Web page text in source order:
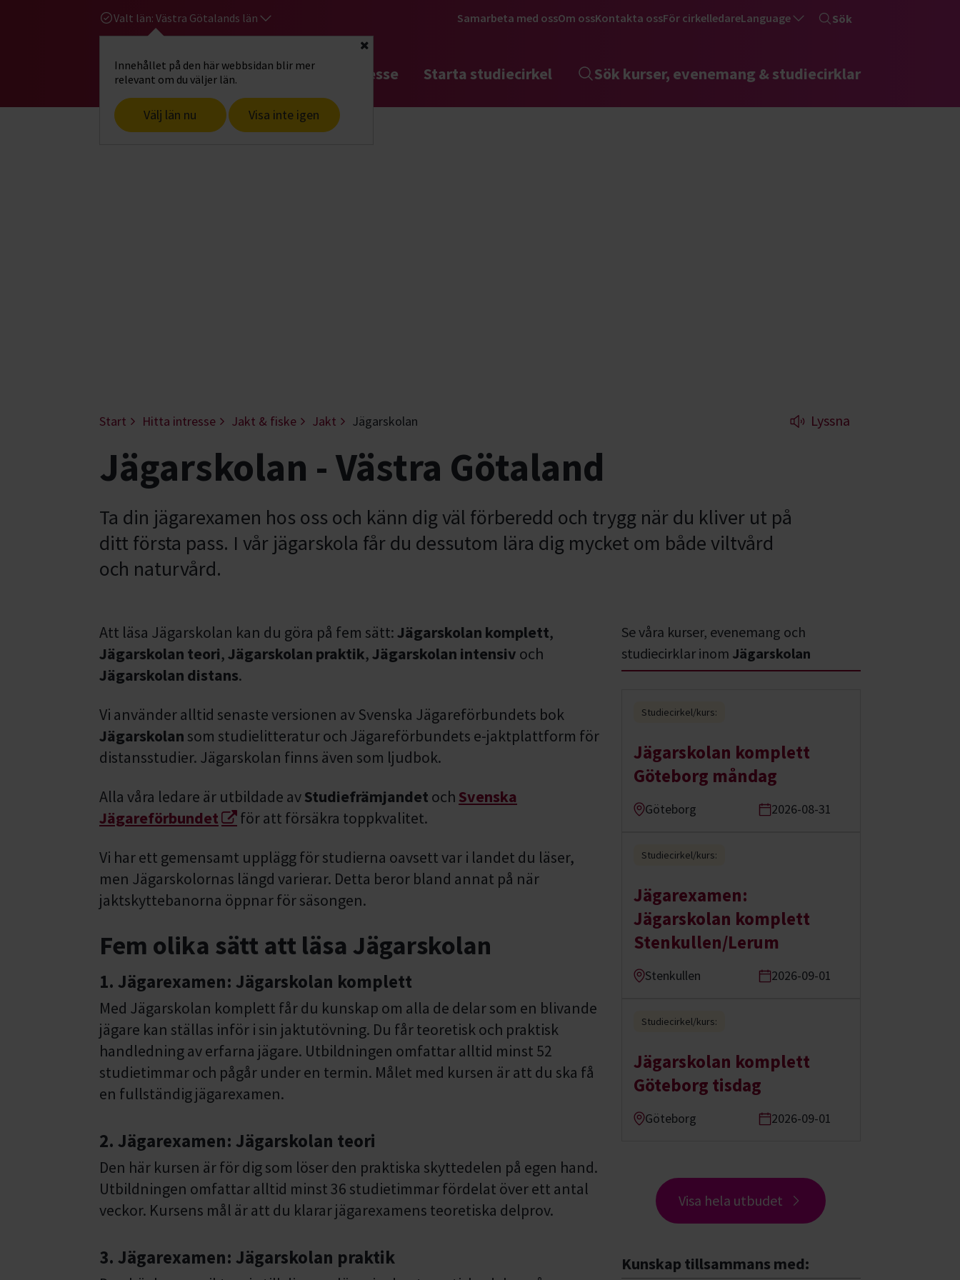
Valt län: Västra Götalands län
Innehållet på den här webbsidan blir mer
relevant om du väljer län.
Välj län nu Visa inte igen
Stäng
Samarbeta med ossOm ossKontakta ossFör cirkelledareLanguage Sök
Gå till studiefrämjandets startsidaHitta intresse Starta studiecirkel Sök kurser, evenemang & studiecirklar
Start Hitta intresse Jakt & fiske Jakt Jägarskolan Lyssna
Jägarskolan - Västra Götaland
Ta din jägarexamen hos oss och känn dig väl förberedd och trygg när du kliver ut på
ditt första pass. I vår jägarskola får du dessutom lära dig mycket om både viltvård
och naturvård.
Att läsa Jägarskolan kan du göra på fem sätt:Jägarskolan komplett,
Jägarskolan teori,Jägarskolan praktik,Jägarskolan intensiv och
Jägarskolan distans.
Vi använder alltid senaste versionen av Svenska Jägareförbundets bok
Jägarskolan som studielitteratur och Jägareförbundets e-jaktplattform för
distansstudier. Jägarskolan finns även som ljudbok.
Alla våra ledare är utbildade avStudiefrämjandet och Svenska
Jägareförbundet
för att försäkra toppkvalitet.
Vi har ett gemensamt upplägg för studierna oavsett var i landet du läser,
men Jägarskolornas längd varierar. Detta beror bland annat på när
jaktskyttebanorna öppnar för säsongen.
Fem olika sätt att läsa Jägarskolan
1. Jägarexamen: Jägarskolan komplett
Med Jägarskolan komplett får du kunskap om alla de delar som en blivande
jägare kan ställas inför i sin jaktutövning. Du får teoretisk och praktisk
handledning av erfarna jägare. Utbildningen omfattar alltid minst 52
studietimmar och pågår under en termin. Målet med kursen är att du ska få
en fullständig jägarexamen.
2. Jägarexamen: Jägarskolan teori
Den här kursen är för dig som löser den praktiska skyttedelen på egen hand.
Utbildningen omfattar alltid minst 36 studietimmar fördelat över ett antal
veckor. Kursens mål är att du klarar jägarexamens teoretiska delprov.
3. Jägarexamen: Jägarskolan praktik
Se våra kurser, evenemang och
studiecirklar inom Jägarskolan
Studiecirkel/kurs:
Jägarskolan komplett
Göteborg måndag
Göteborg 2026-08-31
Studiecirkel/kurs:
Jägarexamen:
Jägarskolan komplett
Stenkullen/Lerum
Stenkullen 2026-09-01
Studiecirkel/kurs:
Jägarskolan komplett
Göteborg tisdag
Göteborg 2026-09-01
Visa hela utbudet
Kunskap tillsammans med: